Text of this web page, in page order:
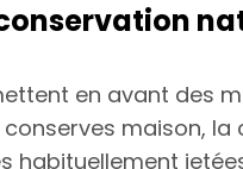
en avant des
maison,
habituellement